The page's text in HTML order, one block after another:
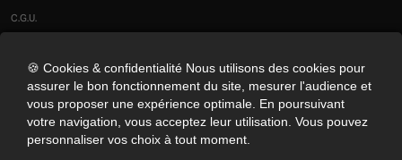
C.G.U.
Modération
Confidentialité
Cookies
Préférences cookies
🍪 Cookies & confidentialité Nous utilisons des cookies pour
assurer le bon fonctionnement du site, mesurer l'audience et
vous proposer une expérience optimale. En poursuivant
votre navigation, vous acceptez leur utilisation. Vous pouvez
personnaliser vos choix à tout moment.